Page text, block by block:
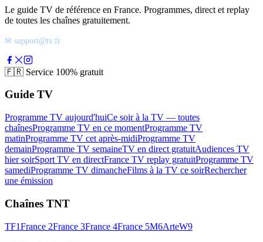
Le guide TV de référence en France. Programmes, direct et replay
de toutes les chaînes gratuitement.
✉ support@tv.fr
🇫🇷 Service 100% gratuit
Guide TV
Programme TV aujourd'huiCe soir à la TV — toutes
chaînesProgramme TV en ce momentProgramme TV
matinProgramme TV cet après-midiProgramme TV
demainProgramme TV semaineTV en direct gratuitAudiences TV
hier soirSport TV en directFrance TV replay gratuitProgramme TV
samediProgramme TV dimancheFilms à la TV ce soirRechercher
une émission
Chaînes TNT
TF1France 2France 3France 4France 5M6ArteW9